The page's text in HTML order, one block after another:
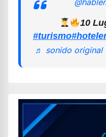
10
#turismo
♬ sonido original